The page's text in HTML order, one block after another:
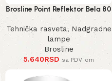
Brosline Point Reflektor Bela 80
mm 170 mm 2287 mm
Tehnička rasveta, Nadgradne
lampe
Brosline
5.640RSD sa PDV-om